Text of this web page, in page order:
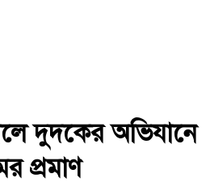
দুদকের অভিযানে
প্রমাণ